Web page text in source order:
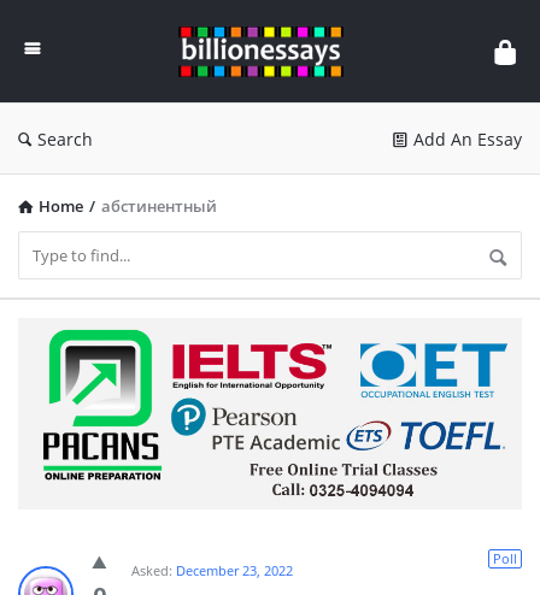
Essays
Search Add An Essay
Home / абстинентный
Billion
Poll
Asked: December 23, 2022